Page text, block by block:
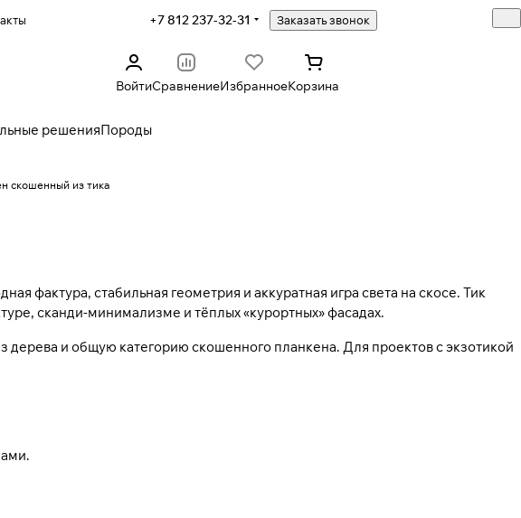
+7 812 237-32-31 Заказать звонок
ВойтиСравнениеИзбранноеКорзина
решенияПороды
скошенный из тика
фактура, стабильная геометрия и аккуратная игра света на скосе. Тик
сканди-минимализме и тёплых «курортных» фасадах.
дерева и общую категорию скошенного планкена. Для проектов с экзотикой
.